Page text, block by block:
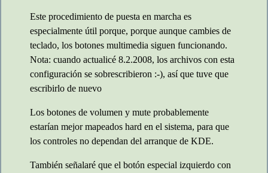
Este procedimiento de puesta en marcha es
especialmente útil porque, porque aunque cambies de
teclado, los botones multimedia siguen funcionando.
Nota: cuando actualicé 8.2.2008, los archivos con esta
configuración se sobrescribieron :-), así que tuve que
escribirlo de nuevo
Los botones de volumen y mute probablemente
estarían mejor mapeados hard en el sistema, para que
los controles no dependan del arranque de KDE.
También señalaré que el botón especial izquierdo con